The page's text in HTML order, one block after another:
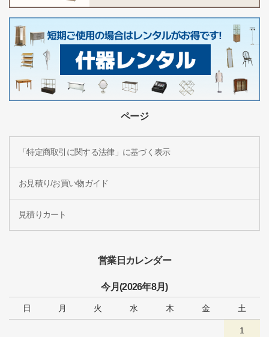
ページ
「特定商取引に関する法律」に基づく表示
お見積り/お買い物ガイド
見積りカート
営業日カレンダー
今月(2026年8月)
日 月 火 水 木 金 土
1